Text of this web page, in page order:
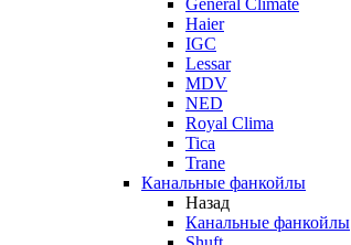
General Climate
Haier
IGC
Lessar
MDV
NED
Royal Clima
Tica
Trane
Канальные фанкойлы
Назад
Канальные фанкойлы